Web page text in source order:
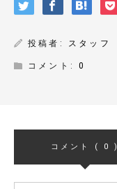
投稿者: スタッフ
コメント:0
コメント ( 0 )